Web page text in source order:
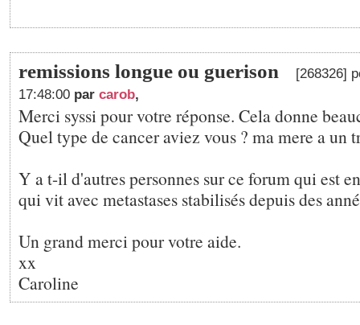
remissions longue ou guerison
[268326]
17:48:00 par carob,
Merci syssi pour votre réponse. Cela donne
Quel type de cancer aviez vous ? ma mere a un
Y a t-il d'autres personnes sur ce forum qui est
qui vit avec metastases stabilisés depuis des
Un grand merci pour votre aide.
xx
Caroline